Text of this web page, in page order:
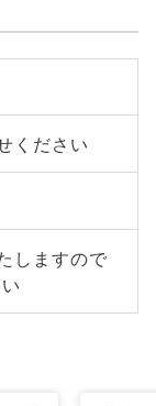
ください
しますので